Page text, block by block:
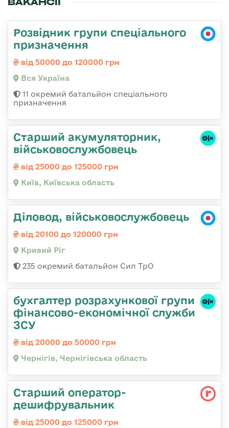
Розвідник групи спеціального
призначення
від 50000 до 120000 грн
Вся Україна
11 окремий батальйон спеціального
призначення
Старший акумуляторник,
військовослужбовець
від 25000 до 125000 грн
Київ, Київська область
Діловод, військовослужбовець
від 20100 до 120000 грн
Кривий Ріг
235 окремий батальйон Сил ТрО
бухгалтер розрахункової групи
фінансово-економічної служби
ЗСУ
від 20000 до 50000 грн
Чернігів, Чернігівська область
Старший оператор-
дешифрувальник
від 25000 до 125000 грн